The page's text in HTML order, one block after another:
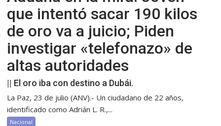
que intentó sacar 190 kilos
de oro va a juicio; Piden
investigar «telefonazo» de
altas autoridades
|| El oro iba con destino a Dubái.
La Paz, 23 de julio (ANV).- Un ciudadano de 22 años,
identificado como Adrián L. R.,...
Nacional